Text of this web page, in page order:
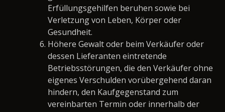
Erfüllungsgehilfen beruhen sowie bei
Verletzung von Leben, Körper oder
Gesundheit.
Höhere Gewalt oder beim Verkäufer oder
dessen Lieferanten eintretende
Betriebsstörungen, die den Verkäufer ohne
eigenes Verschulden vorübergehend daran
hindern, den Kaufgegenstand zum
vereinbarten Termin oder innerhalb der